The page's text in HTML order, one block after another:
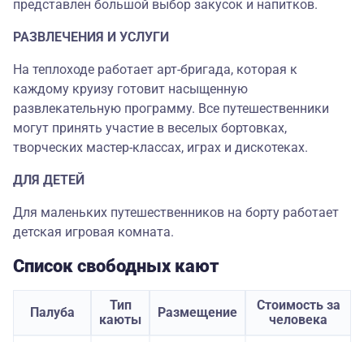
представлен большой выбор закусок и напитков.
РАЗВЛЕЧЕНИЯ И УСЛУГИ
На теплоходе работает арт-бригада, которая к
каждому круизу готовит насыщенную
развлекательную программу. Все путешественники
могут принять участие в веселых бортовках,
творческих мастер-классах, играх и дискотеках.
ДЛЯ ДЕТЕЙ
Для маленьких путешественников на борту работает
детская игровая комната.
Список свободных кают
Палуба
Тип
каюты
Размещение
Стоимость за
человека